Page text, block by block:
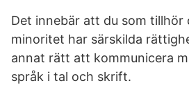
Det innebär att du som tillhör
minoritet har särskilda
annat rätt att kommunicera
språk i tal och skrift.